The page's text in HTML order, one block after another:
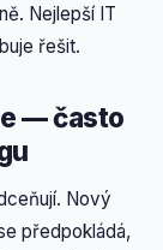
Nejlepší IT
řešit.
— často
Nový
předpokládá,